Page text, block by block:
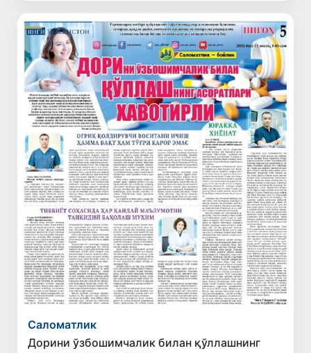
Саломатлик
Дорини ўзбошимчалик билан қўллашнинг